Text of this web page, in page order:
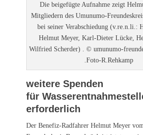
Die beigefügte Aufnahme zeigt
Mitgliedern des Umunumo-
bei seiner Verabschiedung (v.re.n.li.:
Helmut Meyer, Karl-Dieter Lücke,
Wilfried Scherder) . © umunumo-
.Foto-R.Rehkamp
weitere Spenden
für
erforderlich
Der Benefiz-Radfahrer Helmut Meyer